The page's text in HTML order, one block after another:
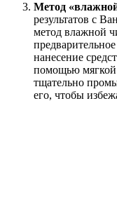
Метод
результатов с
метод влажной
нанесение
помощью мягкой
тщательно
его, чтобы